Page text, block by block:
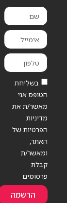
בשליחת
הטופס אני
מאשר/ת את
מדיניות
הפרטיות של
האתר,
ומאשר/ת
קבלת
פרסומים
הרשמה